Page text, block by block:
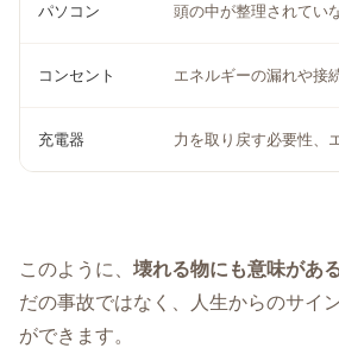
パソコン 頭の中が整理されてい
コンセント エネルギーの漏れや接
充電器 力を取り戻す必要性、
このように、 壊れる物にも意味があ
だの事故ではなく、人生からのサイ
ができます。